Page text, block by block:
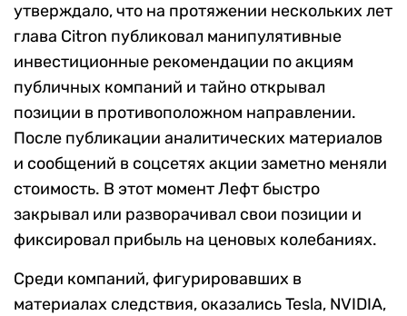
утверждало, что на протяжении нескольких лет
глава Citron публиковал манипулятивные
инвестиционные рекомендации по акциям
публичных компаний и тайно открывал
позиции в противоположном направлении.
После публикации аналитических материалов
и сообщений в соцсетях акции заметно меняли
стоимость. В этот момент Лефт быстро
закрывал или разворачивал свои позиции и
фиксировал прибыль на ценовых колебаниях.
Среди компаний, фигурировавших в
материалах следствия, оказались Tesla, NVIDIA,